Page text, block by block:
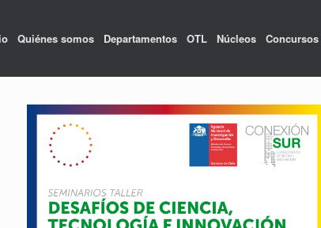
Quiénes somos Departamentos OTL Núcleos Concursos